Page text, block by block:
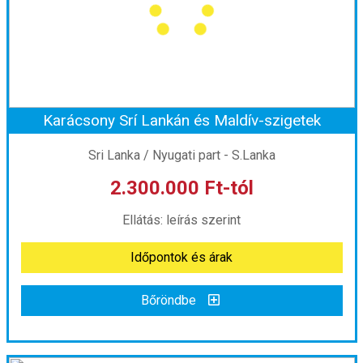
Ellátás:
Félpanzió
Szálláskategória:
Időpont: 2026-10-25 | 8 éj
már 1.050.000 Ft-tól
Időpontok és árak
Bőröndbe
Karácsony Srí Lankán és Maldív-szigetek
Sri Lanka / Nyugati part - S.Lanka
2.300.000 Ft-tól
Ellátás: leírás szerint
Időpontok és árak
Bőröndbe